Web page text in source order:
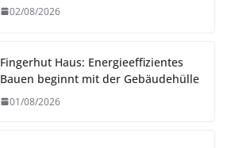
02/08/2026
Fingerhut Haus: Energieeffizientes
Bauen beginnt mit der Gebäudehülle
01/08/2026